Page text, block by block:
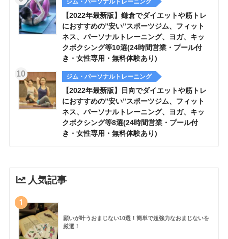
【2022年最新版】鎌倉でダイエットや筋トレ
におすすめの”安い”スポーツジム、フィット
ネス、パーソナルトレーニング、ヨガ、キッ
クボクシング等10選(24時間営業・プール付
き・女性専用・無料体験あり)
ジム・パーソナルトレーニング
【2022年最新版】日向でダイエットや筋トレ
におすすめの”安い”スポーツジム、フィット
ネス、パーソナルトレーニング、ヨガ、キッ
クボクシング等8選(24時間営業・プール付
き・女性専用・無料体験あり)
人気記事
1
願いが叶うおまじない10選！簡単で超強力なおまじないを
厳選！